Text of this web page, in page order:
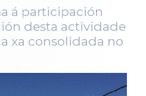
á participación
desta actividade
xa consolidada no